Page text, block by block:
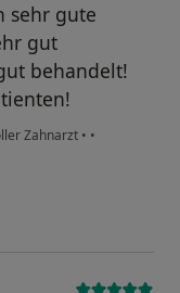
sehr gute
gut
behandelt!
Zahnarzt • •